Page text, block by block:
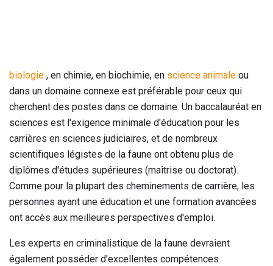
biologie , en chimie, en biochimie, en science animale ou
dans un domaine connexe est préférable pour ceux qui
cherchent des postes dans ce domaine. Un baccalauréat en
sciences est l'exigence minimale d'éducation pour les
carrières en sciences judiciaires, et de nombreux
scientifiques légistes de la faune ont obtenu plus de
diplômes d'études supérieures (maîtrise ou doctorat).
Comme pour la plupart des cheminements de carrière, les
personnes ayant une éducation et une formation avancées
ont accès aux meilleures perspectives d'emploi.
Les experts en criminalistique de la faune devraient
également posséder d'excellentes compétences